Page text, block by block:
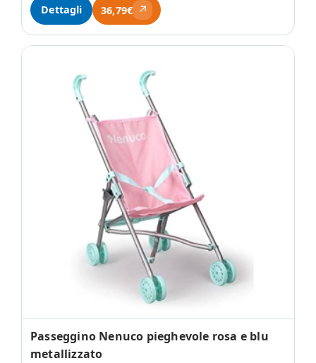
Dettagli 36,79€ ↗
Passeggino Nenuco pieghevole rosa e blu
metallizzato